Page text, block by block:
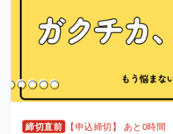
締切直前 【申込締切】 あと0時間